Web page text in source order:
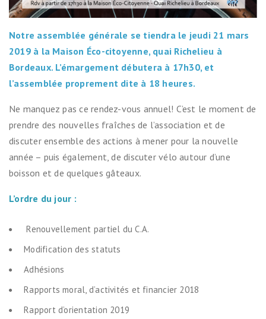
Notre assemblée générale se tiendra le jeudi 21 mars
2019 à la Maison Éco-citoyenne, quai Richelieu à
Bordeaux. L’émargement débutera à 17h30, et
l’assemblée proprement dite à 18 heures.
Ne manquez pas ce rendez-vous annuel! C’est le moment de
prendre des nouvelles fraîches de l’association et de
discuter ensemble des actions à mener pour la nouvelle
année – puis également, de discuter vélo autour d’une
boisson et de quelques gâteaux.
L’ordre du jour :
Renouvellement partiel du C.A.
Modification des statuts
Adhésions
Rapports moral, d’activités et financier 2018
Rapport d’orientation 2019